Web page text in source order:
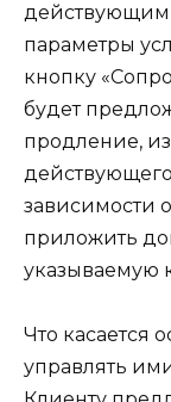
параметры
кнопку
будет
продление,
зависимости
приложить
указываемую
Что касается
управлять